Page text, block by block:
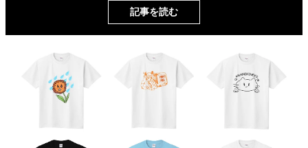
記事を読む